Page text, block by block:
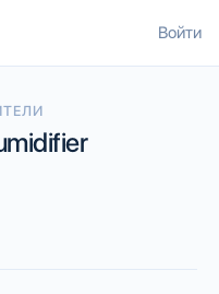
Войти